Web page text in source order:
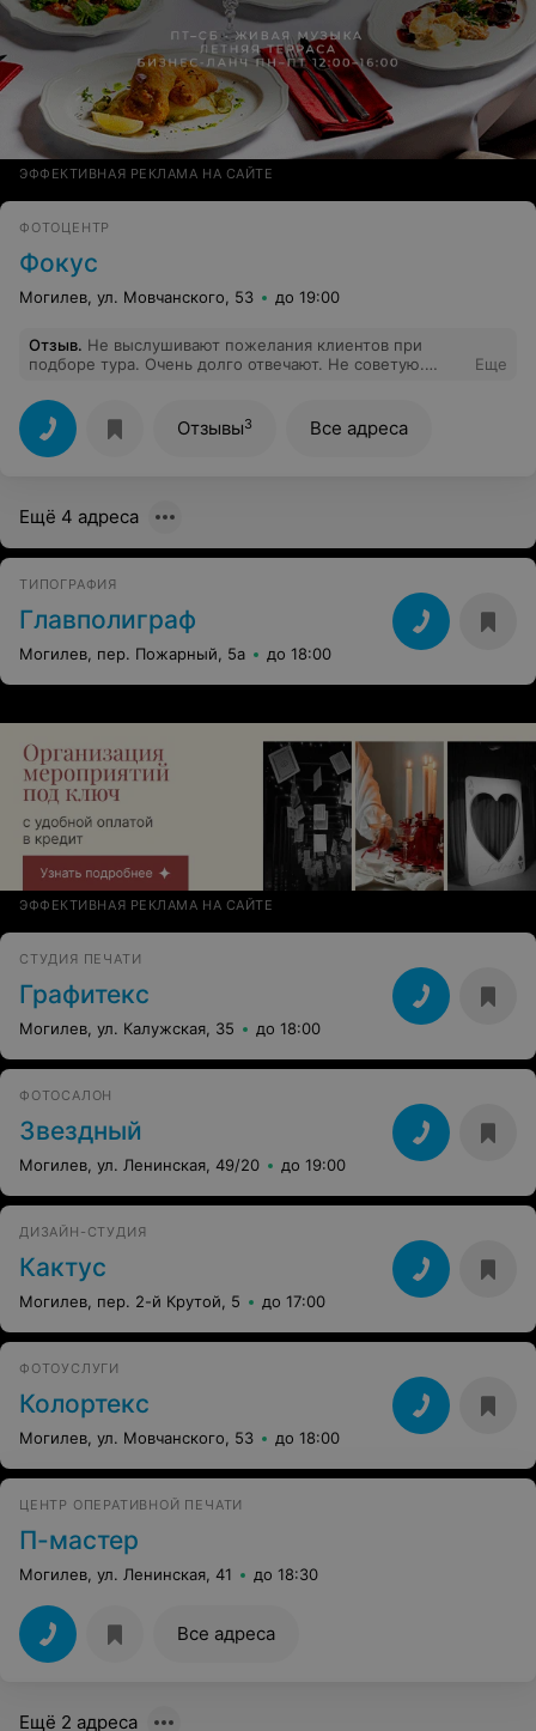
ЭФФЕКТИВНАЯ РЕКЛАМА НА САЙТЕ
ФОТОЦЕНТР
Фокус
Могилев, ул. Мовчанского, 53 до 19:00
Отзыв. Не выслушивают пожелания клиентов при
подборе тура. Очень долго отвечают. Не советую.
Еще
Отзывы3 Все адреса
Ещё 4 адреса
ТИПОГРАФИЯ
Главполиграф
Могилев, пер. Пожарный, 5а до 18:00
ЭФФЕКТИВНАЯ РЕКЛАМА НА САЙТЕ
СТУДИЯ ПЕЧАТИ
Графитекс
Могилев, ул. Калужская, 35 до 18:00
ФОТОСАЛОН
Звездный
Могилев, ул. Ленинская, 49/20 до 19:00
ДИЗАЙН-СТУДИЯ
Кактус
Могилев, пер. 2-й Крутой, 5 до 17:00
ФОТОУСЛУГИ
Колортекс
Могилев, ул. Мовчанского, 53 до 18:00
ЦЕНТР ОПЕРАТИВНОЙ ПЕЧАТИ
П-мастер
Могилев, ул. Ленинская, 41 до 18:30
Все адреса
Ещё 2 адреса